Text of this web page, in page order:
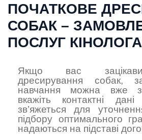
ПОЧАТКОВЕ
СОБАК –
ПОСЛУГ КІНОЛОГА
Якщо вас
дресирування собак,
навчання можна вже
вкажіть контактні
зв’яжеться для
підбору оптимального
надаються на підставі